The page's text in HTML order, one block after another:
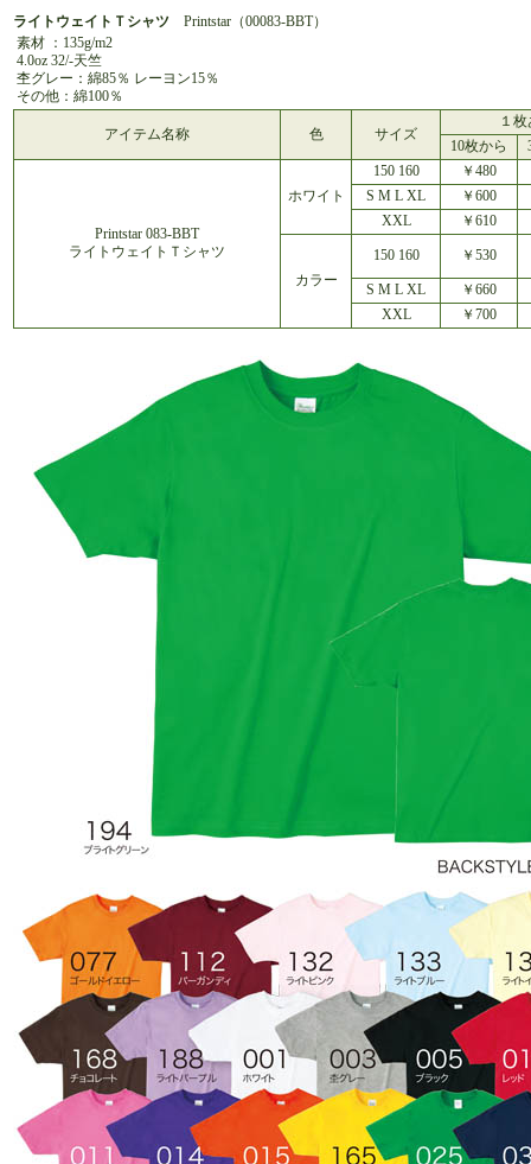
ライトウェイトＴシャツ Printstar（00083-BBT）
素材 ：135g/m2
4.0oz 32/-天竺
杢グレー：綿85％ レーヨン15％
その他：綿100％
アイテム名称 色 サイズ
１
10枚から
Printstar 083-BBT
ライトウェイトＴシャツ
ホワイト
150 160
￥480
S M L XL
￥600
XXL
￥610
カラー
150 160 ￥530
S M L XL
￥660
XXL
￥700